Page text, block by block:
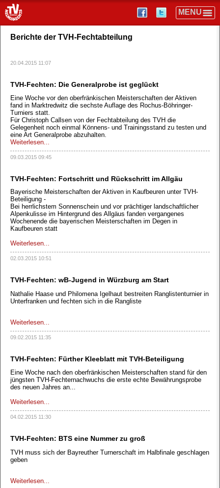
Berichte der TVH-Fechtabteilung
20.04.2015 11:07
TVH-Fechten: Die Generalprobe ist geglückt
Eine Woche vor den oberfränkischen Meisterschaften der Aktiven
fand in Marktredwitz die sechste Auflage des Rochus-Böhringer-
Turniers statt.
Für Christoph Callsen von der Fechtabteilung des TVH die
Gelegenheit noch einmal Könnens- und Trainingsstand zu testen und
eine Art Generalprobe abzuhalten.
Weiterlesen...
09.03.2015 09:45
TVH-Fechten: Fortschritt und Rückschritt im Allgäu
Bayerische Meisterschaften der Aktiven in Kaufbeuren unter TVH-
Beteiligung -
Bei herrlichstem Sonnenschein und vor prächtiger landschaftlicher
Alpenkulisse im Hintergrund des Allgäus fanden vergangenes
Wochenende die bayerischen Meisterschaften im Degen in
Kaufbeuren statt
Weiterlesen...
02.03.2015 10:51
TVH-Fechten: wB-Jugend in Würzburg am Start
Nathalie Haase und Philomena Igelhaut bestreiten Ranglistenturnier in
Unterfranken und fechten sich in die Rangliste
Weiterlesen...
09.02.2015 11:35
TVH-Fechten: Fürther Kleeblatt mit TVH-Beteiligung
Eine Woche nach den oberfränkischen Meisterschaften stand für den
jüngsten TVH-Fechternachwuchs die erste echte Bewährungsprobe
des neuen Jahres an...
Weiterlesen...
04.02.2015 11:30
TVH-Fechten: BTS eine Nummer zu groß
TVH muss sich der Bayreuther Turnerschaft im Halbfinale geschlagen
geben
Weiterlesen...